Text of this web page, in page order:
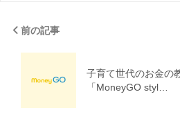
前の記事
子育て世代のお金の
「MoneyGO styl…